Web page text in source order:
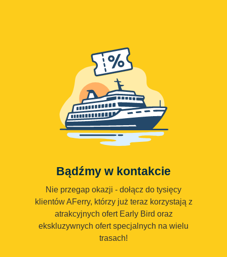
Bądźmy w kontakcie
Nie przegap okazji - dołącz do tysięcy
klientów AFerry, którzy już teraz korzystają z
atrakcyjnych ofert Early Bird oraz
ekskluzywnych ofert specjalnych na wielu
trasach!